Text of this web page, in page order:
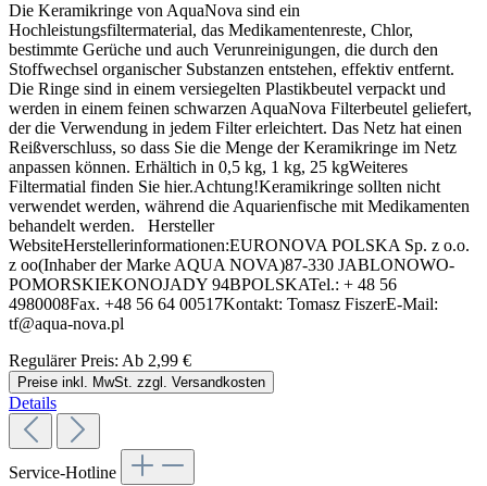
Die Keramikringe von AquaNova sind ein
Hochleistungsfiltermaterial, das Medikamentenreste, Chlor,
bestimmte Gerüche und auch Verunreinigungen, die durch den
Stoffwechsel organischer Substanzen entstehen, effektiv entfernt.
Die Ringe sind in einem versiegelten Plastikbeutel verpackt und
werden in einem feinen schwarzen AquaNova Filterbeutel geliefert,
der die Verwendung in jedem Filter erleichtert. Das Netz hat einen
Reißverschluss, so dass Sie die Menge der Keramikringe im Netz
anpassen können. Erhältich in 0,5 kg, 1 kg, 25 kgWeiteres
Filtermatial finden Sie hier.Achtung!Keramikringe sollten nicht
verwendet werden, während die Aquarienfische mit Medikamenten
behandelt werden. Hersteller
WebsiteHerstellerinformationen:EURONOVA POLSKA Sp. z o.o.
z oo(Inhaber der Marke AQUA NOVA)87-330 JABLONOWO-
POMORSKIEKONOJADY 94BPOLSKATel.: + 48 56
4980008Fax. +48 56 64 00517Kontakt: Tomasz FiszerE-Mail:
tf@aqua-nova.pl
Regulärer Preis: Ab 2,99 €
Preise inkl. MwSt. zzgl. Versandkosten
Details
Service-Hotline